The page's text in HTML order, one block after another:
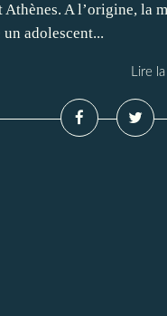
A l’origine, la
adolescent...
Lire